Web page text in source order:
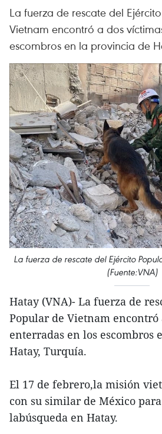
La fuerza de rescate del
Vietnam encontró a dos
escombros en la provincia de
La fuerza de rescate del Ejército
(Fuente:VNA)
Hatay (VNA)- La fuerza de
Popular de Vietnam encontró
enterradas en los escombros
Hatay, Turquía.
El 17 de febrero,la misión
con su similar de México
labúsqueda en Hatay.